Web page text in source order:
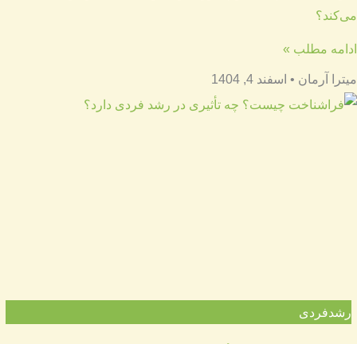
می‌کند؟
ادامه مطلب »
میترا آرمان اسفند 4, 1404
رشدفردی